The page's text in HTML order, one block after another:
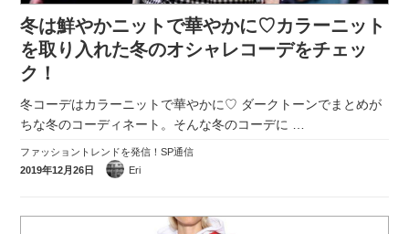
実録！海外ショップで買ってみた！
海外SHOP LIST
パーソナルショッパー指南書
冬は鮮やかニットで華やかに♡カラーニット
を取り入れた冬のオシャレコーデをチェッ
ク！
冬コーデはカラーニットで華やかに♡ ダークトーンでまとめが
ちな冬のコーディネート。そんな冬のコーデに …
ファッショントレンドを発信！SP通信
2019年12月26日
Eri